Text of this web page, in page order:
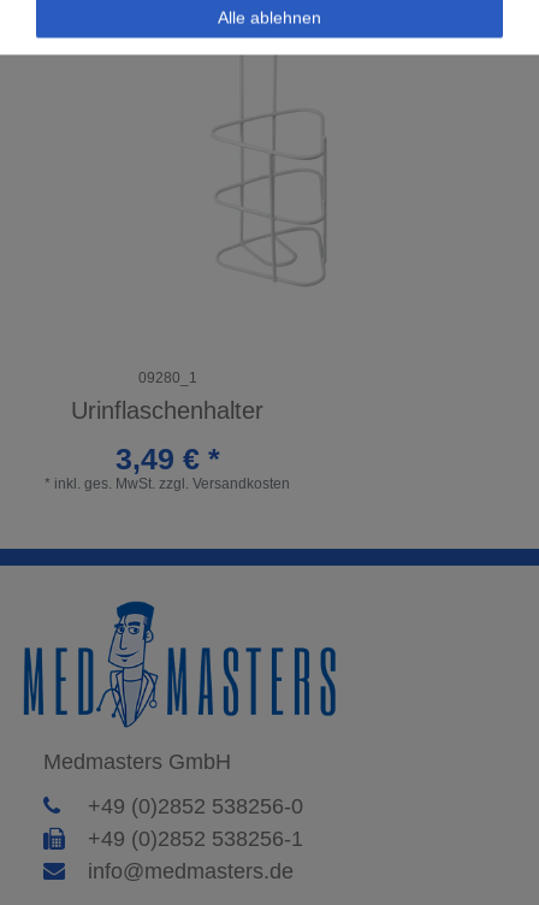
09280_1
Urinflaschenhalter
3,49 € *
* inkl. ges. MwSt. zzgl.Versandkosten
Medmasters GmbH
+49 (0)2852 538256-0
+49 (0)2852 538256-1
info@medmasters.de
Alle ablehnen